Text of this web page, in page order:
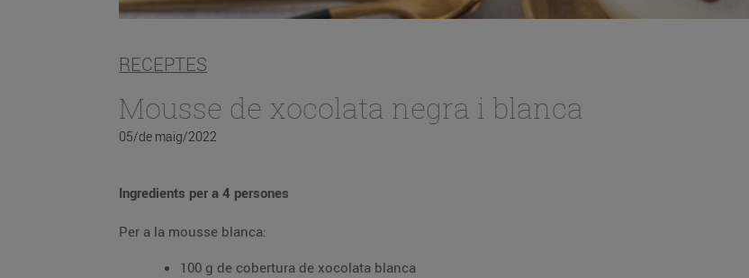
RECEPTES
Mousse de xocolata negra i blanca
05/de maig/2022
Ingredients per a 4 persones
Per a la mousse blanca:
100 g de cobertura de xocolata blanca